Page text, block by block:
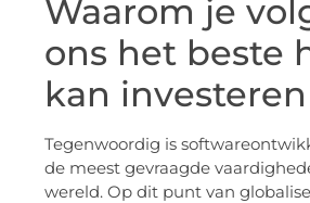
Waarom je
ons het beste
kan investeren
Tegenwoordig is
de meest gevraagde
wereld. Op dit punt van